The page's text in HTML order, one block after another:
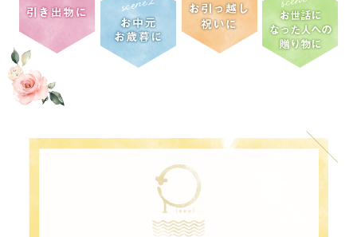
引き出物に
贈り物に